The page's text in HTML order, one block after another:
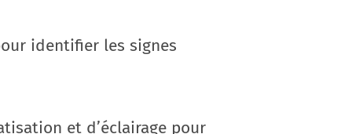
identifier les signes
et d’éclairage pour